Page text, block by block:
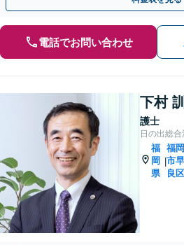
電話でお問い合わせ
下村
護士
日の出総
福
岡
県
|
福岡
市早
良区